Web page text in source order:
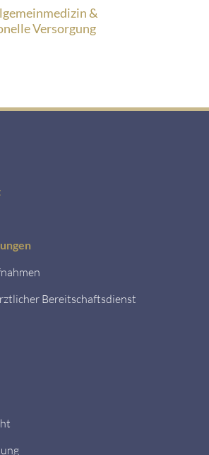
&
Versorgung
Bereitschaftsdienst